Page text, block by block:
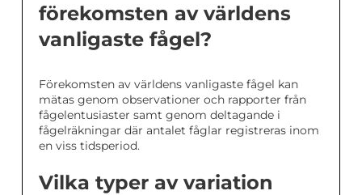
förekomsten av världens
vanligaste fågel?
Förekomsten av världens vanligaste fågel kan
mätas genom observationer och rapporter från
fågelentusiaster samt genom deltagande i
fågelräkningar där antalet fåglar registreras inom
en viss tidsperiod.
Vilka typer av variation